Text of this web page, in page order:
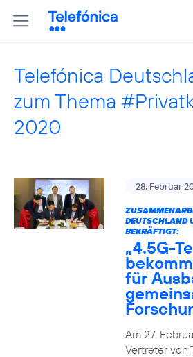
Telefónica
zum Thema
2020
28. Februar
DEUTSCHLAND
BEKRÄFTIGT:
„4.5G-
für
Am 27.
Vertreter von